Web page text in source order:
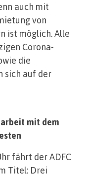
auch mit
von
ist möglich. Alle
Corona-
die
sich auf der
mit dem
fährt der ADFC
Titel: Drei